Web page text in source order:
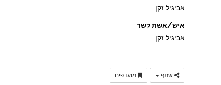
אביגיל זקן
איש/אשת קשר
אביגיל זקן
שתף מועדפים